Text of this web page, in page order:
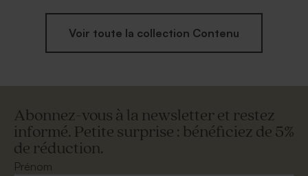
Voir toute la collection Contenu
Abonnez-vous à la newsletter et restez
informé. Petite surprise : bénéficiez de 5%
de réduction.
Prénom